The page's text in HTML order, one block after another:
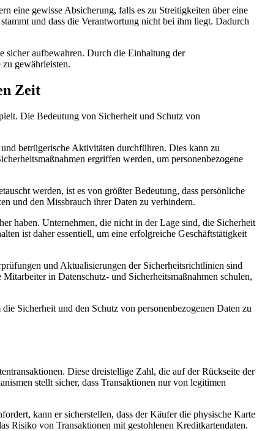
eine gewisse Absicherung, falls‌ es zu Streitigkeiten ⁤über eine
und​ dass die Verantwortung nicht bei ihm liegt. Dadurch
sicher aufbewahren. Durch ⁢die Einhaltung der
gewährleisten.
Zeit
⁤Die Bedeutung von Sicherheit und ​Schutz von‌
betrügerische‌ Aktivitäten durchführen. Dies kann zu
ergriffen ​werden, um personenbezogene
werden, ist es von ‍größter Bedeutung, ⁣dass persönliche⁤
⁢und⁢ den Missbrauch ihrer Daten zu verhindern.
haben. Unternehmen, die nicht in der Lage sind,⁣ die Sicherheit
ist daher essentiell, um eine ⁣erfolgreiche Geschäftstätigkeit‌
‌und⁢ Aktualisierungen der Sicherheitsrichtlinien sind
in‍ Datenschutz- und Sicherheitsmaßnahmen​ schulen,
Sicherheit und den Schutz von personenbezogenen Daten zu⁤
​Diese dreistellige ⁢Zahl, die auf der ⁤Rückseite der⁤
stellt sicher, dass‌ Transaktionen nur von‍ legitimen
kann ⁢er​ sicherstellen, dass ⁤der​ Käufer die physische Karte
⁤Risiko von⁢ Transaktionen​ mit ⁤gestohlenen ‌Kreditkartendaten.